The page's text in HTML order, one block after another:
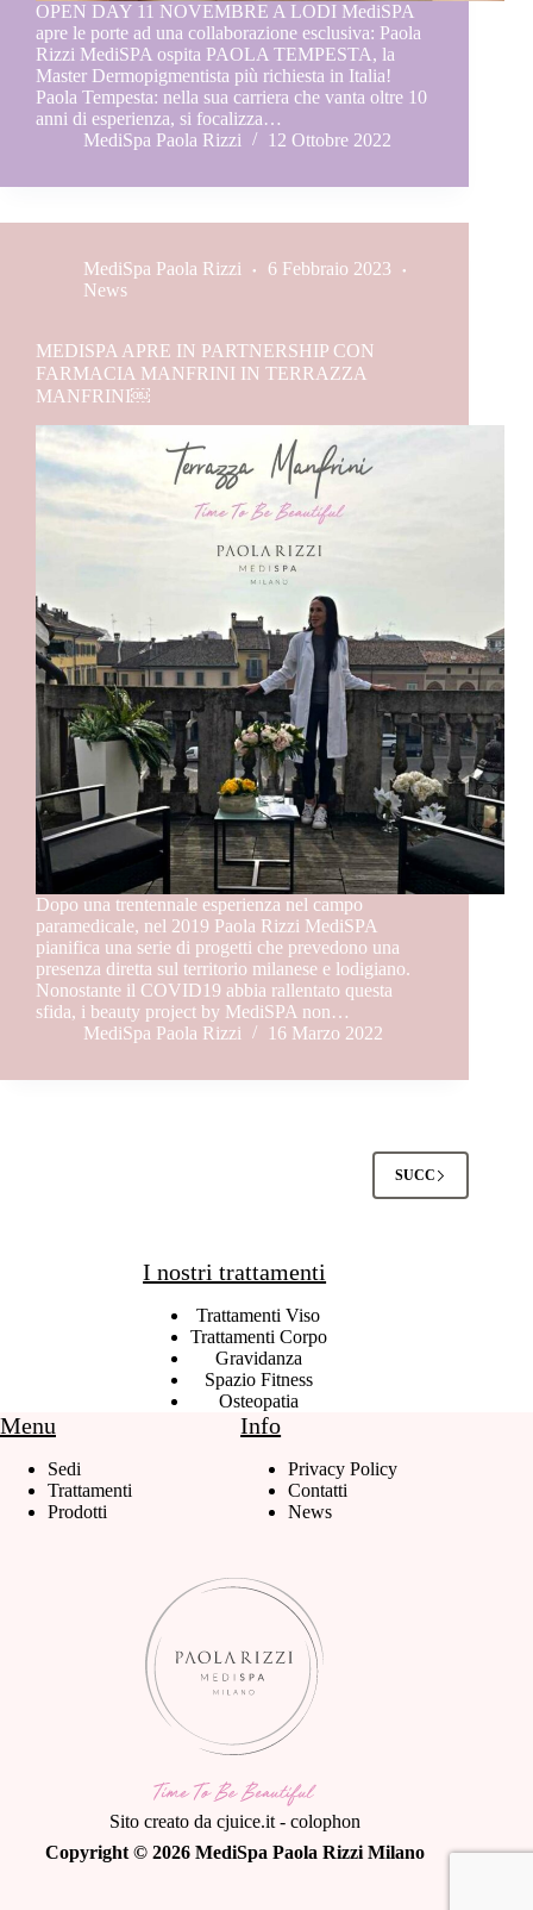
OPEN DAY 11 NOVEMBRE A LODI MediSPA
apre le porte ad una collaborazione esclusiva: Paola
Rizzi MediSPA ospita PAOLA TEMPESTA, la
Master Dermopigmentista più richiesta in Italia!
Paola Tempesta: nella sua carriera che vanta oltre 10
anni di esperienza, si focalizza…
MediSpa Paola Rizzi
12 Ottobre 2022
MediSpa Paola Rizzi
6 Febbraio 2023
News
MEDISPA APRE IN PARTNERSHIP CON
FARMACIA MANFRINI IN TERRAZZA
MANFRINI￼
Dopo una trentennale esperienza nel campo
paramedicale, nel 2019 Paola Rizzi MediSPA
pianifica una serie di progetti che prevedono una
presenza diretta sul territorio milanese e lodigiano.
Nonostante il COVID19 abbia rallentato questa
sfida, i beauty project by MediSPA non…
MediSpa Paola Rizzi
16 Marzo 2022
SUCC
I nostri trattamenti
Trattamenti Viso
Trattamenti Corpo
Gravidanza
Spazio Fitness
Osteopatia
Menu
Sedi
Trattamenti
Prodotti
Info
Privacy Policy
Contatti
News
Sito creato da cjuice.it- colophon
Copyright © 2026 MediSpa Paola Rizzi Milano